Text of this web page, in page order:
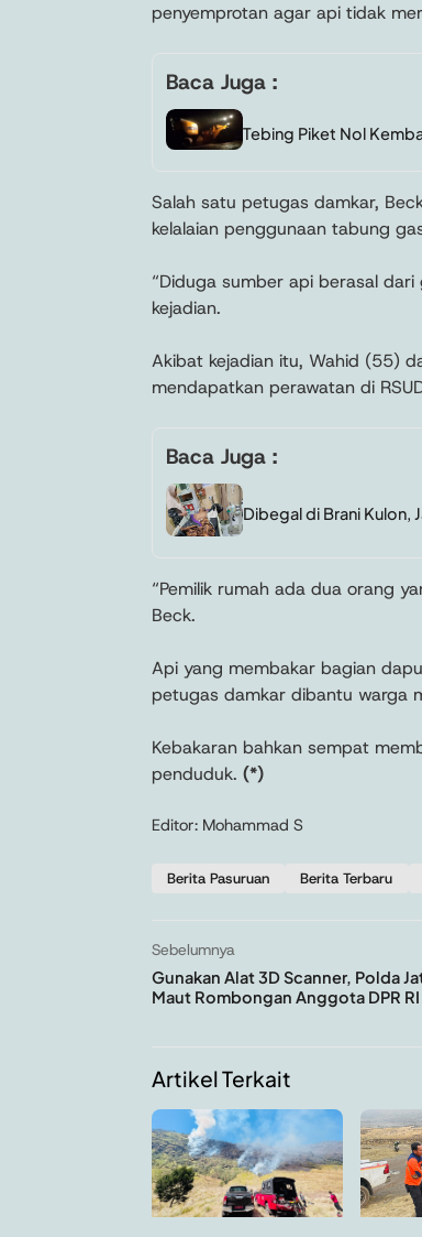
penyemprotan agar api tidak
Baca Juga :
Tebing Piket Nol
Salah satu petugas damkar,
kelalaian penggunaan tabung
“Diduga sumber api berasal
kejadian.
Akibat kejadian itu, Wahid (55)
mendapatkan perawatan di
Baca Juga :
Dibegal di Brani Kulon,
“Pemilik rumah ada dua orang
Beck.
Api yang membakar bagian
petugas damkar dibantu warga
Kebakaran bahkan sempat
penduduk. (*)
Editor: Mohammad S
Berita Pasuruan Berita Terbaru
Sebelumnya
Gunakan Alat 3D Scanner, Polda
Maut Rombongan Anggota DPR RI
Artikel Terkait